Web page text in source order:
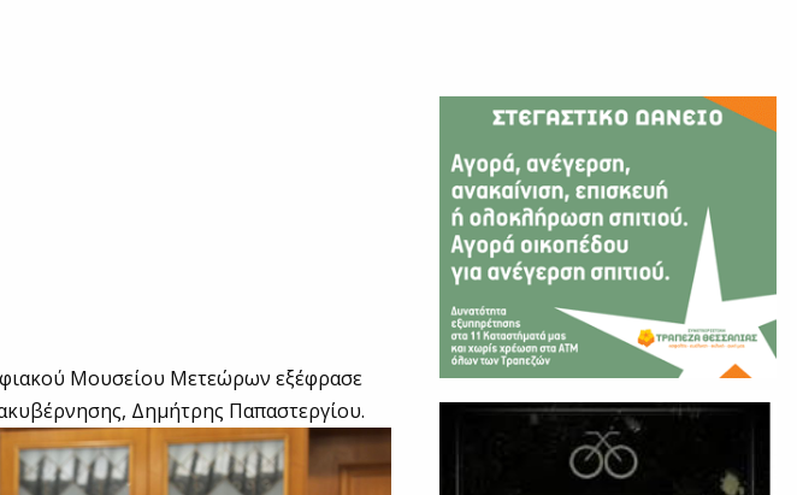
Μουσείου Μετεώρων εξέφρασε
Δημήτρης Παπαστεργίου.